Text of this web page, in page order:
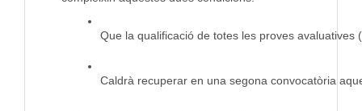
Que la qualificació de totes les proves
Caldrà recuperar en una segona convocatòria